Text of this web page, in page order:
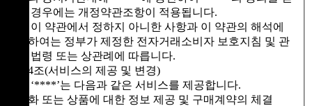
은 경우에는 개정약관조항이 적용됩니다.
⑤ 이 약관에서 정하지 아니한 사항과 이 약관의 해석에
관하여는 정부가 제정한 전자거래소비자 보호지침 및 관
계 법령 또는 상관례에 따릅니다.
제4조(서비스의 제공 및 변경)
① ‘****’는 다음과 같은 서비스를 제공합니다.
재화 또는 상품에 대한 정보 제공 및 구매계약의 체결